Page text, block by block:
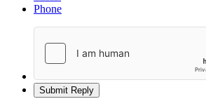
Phone
Submit Reply